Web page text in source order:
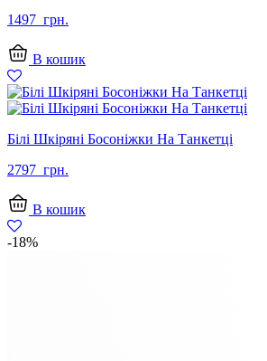
1497 грн.
В кошик
Білі Шкіряні Босоніжки На Танкетці
2797 грн.
В кошик
-18%